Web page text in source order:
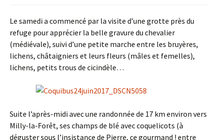
Le samedi a commencé par la visite d’une grotte près du
refuge pour apprécier la belle gravure du chevalier
(médiévale), suivi d’une petite marche entre les bruyères,
lichens, châtaigniers et leurs fleurs (mâles et femelles),
lichens, petits trous de cicindèle…
Suite l’après-midi avec une randonnée de 17 km environ vers
Milly-la-Forêt, ses champs de blé avec coquelicots (à
déguster sous l’insistance de Pierre, ce gourmand ! entre